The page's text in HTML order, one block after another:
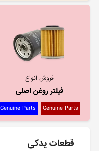
فروش انواع
فیلتر روغن اصلی
Genuine Parts
Genuine Parts
قطعات یدکی